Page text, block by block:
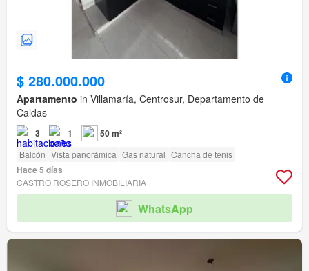
$ 280.000.000
Apartamento in Villamaría, Centrosur, Departamento de
Caldas
3 1 50 m²
Balcón Vista panorámica Gas natural Cancha de tenis
Hace 5 días
CASTRO ROSERO INMOBILIARIA
WhatsApp